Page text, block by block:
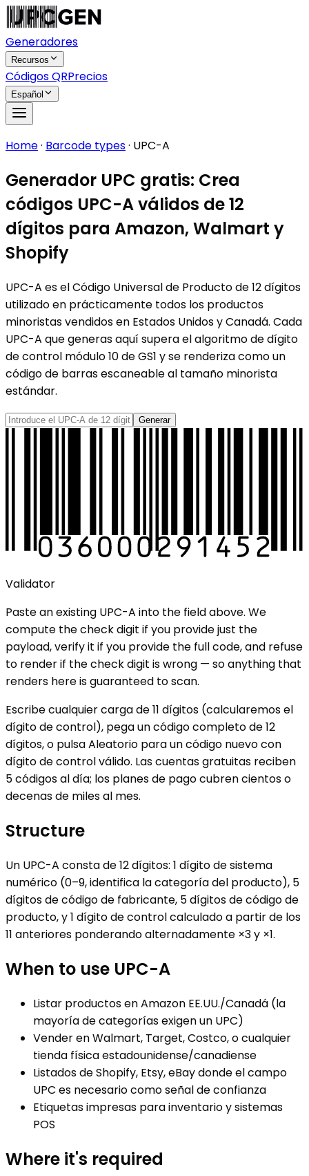
Generadores
Recursos
Códigos QRPrecios
Español
Home· Barcode types· UPC-A
Generador UPC gratis: Crea
códigos UPC-A válidos de 12
dígitos para Amazon, Walmart y
Shopify
UPC-A es el Código Universal de Producto de 12 dígitos
utilizado en prácticamente todos los productos
minoristas vendidos en Estados Unidos y Canadá. Cada
UPC-A que generas aquí supera el algoritmo de dígito
de control módulo 10 de GS1 y se renderiza como un
código de barras escaneable al tamaño minorista
estándar.
Generar
Validator
Paste an existing UPC-A into the field above. We
compute the check digit if you provide just the
payload, verify it if you provide the full code, and refuse
to render if the check digit is wrong — so anything that
renders here is guaranteed to scan.
Escribe cualquier carga de 11 dígitos (calcularemos el
dígito de control), pega un código completo de 12
dígitos, o pulsa Aleatorio para un código nuevo con
dígito de control válido. Las cuentas gratuitas reciben
5 códigos al día; los planes de pago cubren cientos o
decenas de miles al mes.
Structure
Un UPC-A consta de 12 dígitos: 1 dígito de sistema
numérico (0–9, identifica la categoría del producto), 5
dígitos de código de fabricante, 5 dígitos de código de
producto, y 1 dígito de control calculado a partir de los
11 anteriores ponderando alternadamente ×3 y ×1.
When to use UPC-A
Listar productos en Amazon EE.UU./Canadá (la
mayoría de categorías exigen un UPC)
Vender en Walmart, Target, Costco, o cualquier
tienda física estadounidense/canadiense
Listados de Shopify, Etsy, eBay donde el campo
UPC es necesario como señal de confianza
Etiquetas impresas para inventario y sistemas
POS
Where it's required